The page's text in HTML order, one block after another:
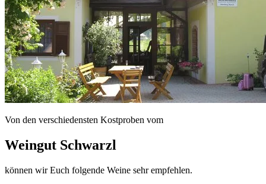
Von den verschiedensten Kostproben vom
Weingut Schwarzl
können wir Euch folgende Weine sehr empfehlen.